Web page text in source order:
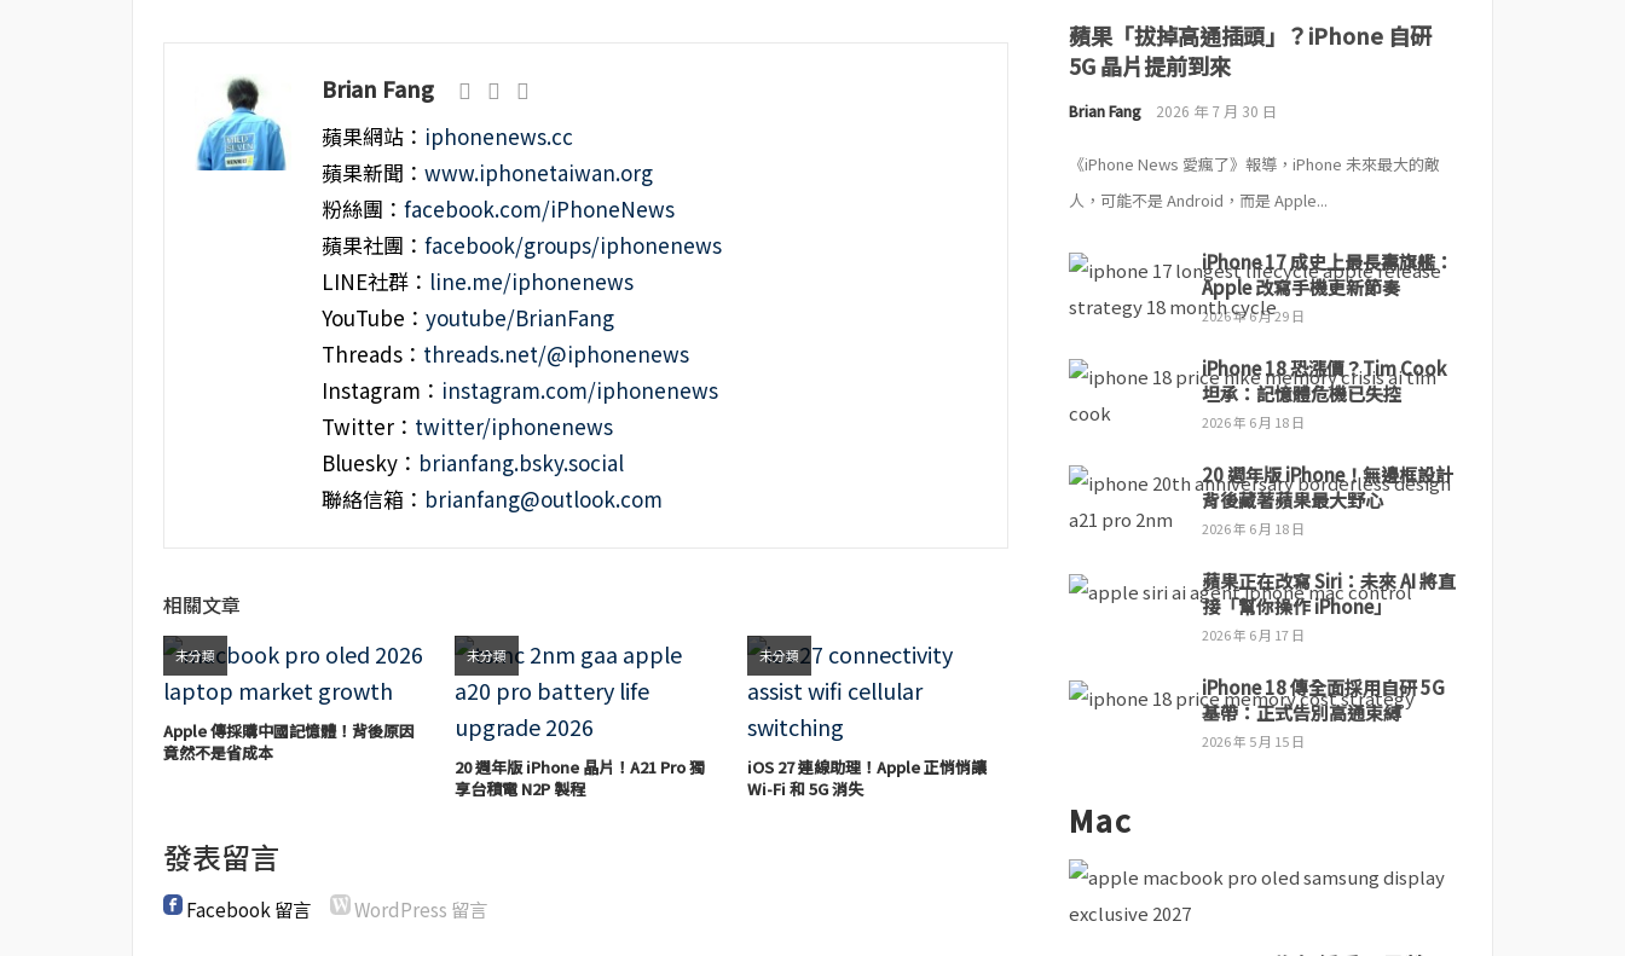
Brian Fang
蘋果網站： iphonenews.cc
蘋果新聞： www.iphonetaiwan.org
粉絲團： facebook.com/iPhoneNews
蘋果社團： facebook/groups/iphonenews
LINE社群： line.me/iphonenews
YouTube： youtube/BrianFang
Threads： threads.net/@iphonenews
Instagram： instagram.com/iphonenews
Twitter： twitter/iphonenews
Bluesky： brianfang.bsky.social
聯絡信箱： brianfang@outlook.com
相關文章
未分類
Apple 傳採購中國記憶體！背後原因
竟然不是省成本
未分類
20 週年版 iPhone 晶片！A21 Pro 獨
享台積電 N2P 製程
未分類
iOS 27 連線助理！Apple 正悄悄讓
Wi-Fi 和 5G 消失
發表留言
Facebook 留言 WordPress 留言
蘋果「拔掉高通插頭」？iPhone 自研
5G 晶片提前到來
Brian Fang 2026 年 7 月 30 日
《iPhone News 愛瘋了》報導，iPhone 未來最大的敵
人，可能不是 Android，而是 Apple...
iPhone 17 成史上最長壽旗艦：
Apple 改寫手機更新節奏
2026 年 6 月 29 日
iPhone 18 恐漲價？Tim Cook
坦承：記憶體危機已失控
2026 年 6 月 18 日
20 週年版 iPhone！無邊框設計
背後藏著蘋果最大野心
2026 年 6 月 18 日
蘋果正在改寫 Siri：未來 AI 將直
接「幫你操作 iPhone」
2026 年 6 月 17 日
iPhone 18 傳全面採用自研 5G
基帶：正式告別高通束縛
2026 年 5 月 15 日
Mac